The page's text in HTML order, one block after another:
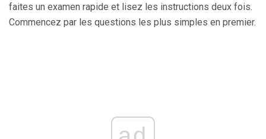
faites un examen rapide et lisez les instructions deux fois.
Commencez par les questions les plus simples en premier.